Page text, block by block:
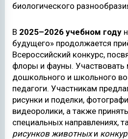
биологического
В 2025–2026 учебном году
будущего» продолжается
Всероссийский конкурс,
флоры и фауны. Участвовать
дошкольного и школьного
педагоги. Участникам
рисунки и поделки,
видеоролики, а также
специальных направлениях,
рисунков животныхи